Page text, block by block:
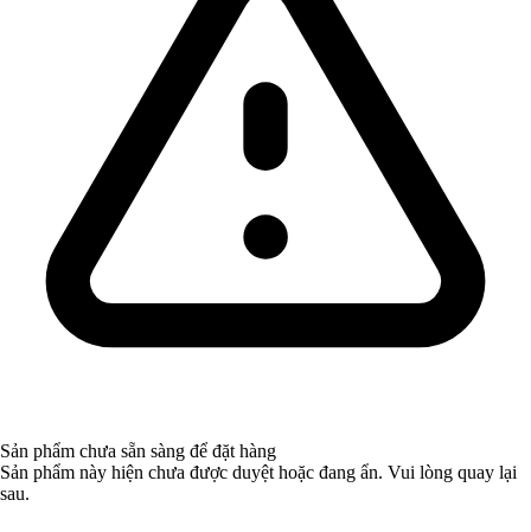
Sản phẩm chưa sẵn sàng để đặt hàng
Sản phẩm này hiện chưa được duyệt hoặc đang ẩn. Vui lòng quay lại
sau.